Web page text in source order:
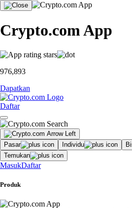
Crypto.com App
976,893
Dapatkan
Daftar
Pasar Individu
Temukan
MasukDaftar
Produk